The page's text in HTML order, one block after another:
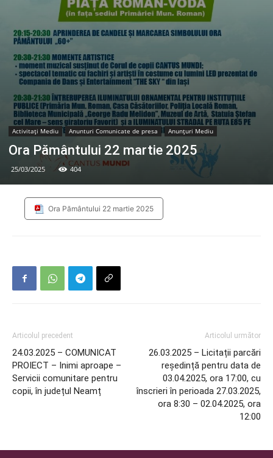
Activitaţi Mediu Anunturi Comunicate de presa Anunțuri Mediu
Ora Pământului 22 martie 2025
25/03/2025 404
Ora Pământului 22 martie 2025
Articolul precedent
24.03.2025 – COMUNICAT
PROIECT – Inimi aproape –
Servicii comunitare pentru
copii, în județul Neamț
Articolul următor
26.03.2025 – Licitații parcări
reședință pentru data de
03.04.2025, ora 17:00, cu
înscrieri în perioada 27.03.2025,
ora 8:30 – 02.04.2025, ora
12:00